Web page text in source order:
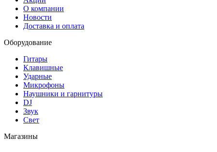
О компании
Новости
Доставка и оплата
Оборудование
Гитары
Клавишные
Ударные
Микрофоны
Наушники и гарнитуры
DJ
Звук
Свет
Магазины